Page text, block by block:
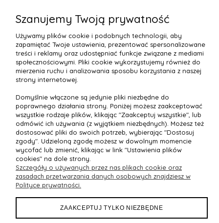
Select Language▼
OBSŁUGA KLIENTA
OFERTA
DOKUMENTY
MOJE KONTO
MaxsoteRocoto Theme. All rights reserved
Szanujemy Twoją prywatność
Używamy plików cookie i podobnych technologii, aby
zapamiętać Twoje ustawienia, prezentować spersonalizowane
treści i reklamy oraz udostępniać funkcje związane z mediami
społecznościowymi. Pliki cookie wykorzystujemy również do
mierzenia ruchu i analizowania sposobu korzystania z naszej
strony internetowej.
Domyślnie włączone są jedynie pliki niezbędne do
poprawnego działania strony. Poniżej możesz zaakceptować
wszystkie rodzaje plików, klikając "Zaakceptuj wszystkie", lub
odmówić ich używania (z wyjątkiem niezbędnych). Możesz też
dostosować pliki do swoich potrzeb, wybierając "Dostosuj
zgody". Udzieloną zgodę możesz w dowolnym momencie
wycofać lub zmienić, klikając w link "Ustawienia plików
cookies" na dole strony.
Szczegóły o używanych przez nas plikach cookie oraz
zasadach przetwarzania danych osobowych znajdziesz w
Polityce prywatności.
ZAAKCEPTUJ TYLKO NIEZBĘDNE